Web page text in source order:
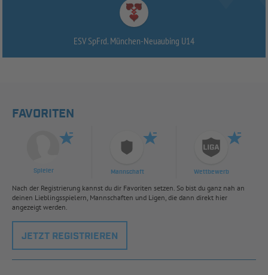
ESV SpFrd. München-Neuaubing U14
FAVORITEN
Spieler Mannschaft Wettbewerb
Nach der Registrierung kannst du dir Favoriten setzen. So bist du ganz nah an
deinen Lieblingsspielern, Mannschaften und Ligen, die dann direkt hier
angezeigt werden.
JETZT REGISTRIEREN